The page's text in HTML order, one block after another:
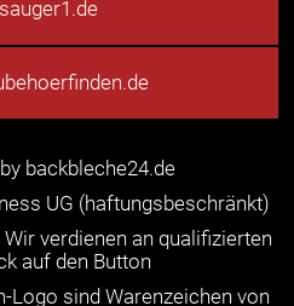
backbleche24.de
UG (haftungsbeschränkt)
verdienen an qualifizierten
auf den Button
Logo sind Warenzeichen von